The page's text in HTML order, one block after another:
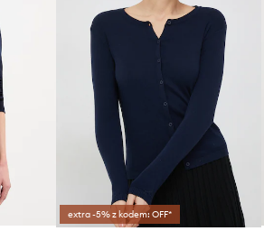
extra -5% z kodem: OFF*